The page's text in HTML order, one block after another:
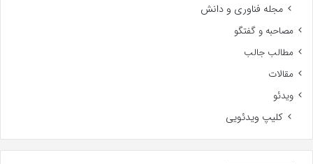
مجله فناوری و دانش
مصاحبه و گفتگو
مطالب جالب
مقالات
ویدئو
کلیپ ویدئویی